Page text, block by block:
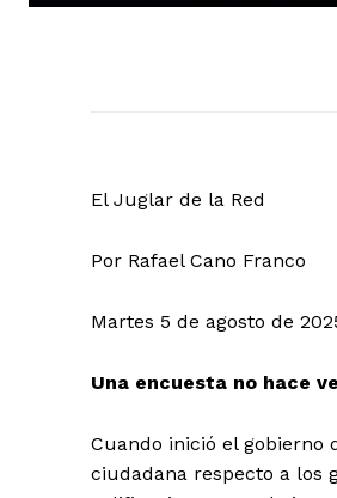
El Juglar de la Red
Por Rafael Cano Franco
Martes 5 de agosto de
Una encuesta no hace
Cuando inició el gobierno
ciudadana respecto a los